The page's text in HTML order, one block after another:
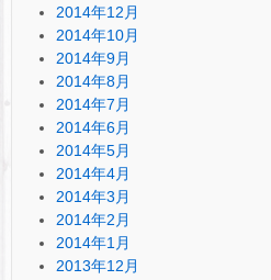
2014年12月
2014年10月
2014年9月
2014年8月
2014年7月
2014年6月
2014年5月
2014年4月
2014年3月
2014年2月
2014年1月
2013年12月